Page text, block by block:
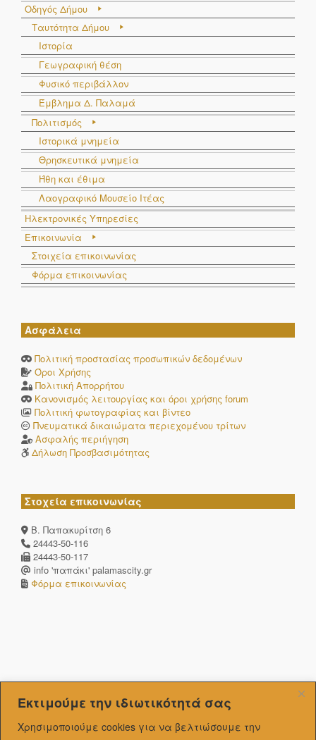
Εκτιμούμε την ιδιωτικότητά σας
Χρησιμοποιούμε cookies για να βελτιώσουμε την
Οδηγός Δήμου
Ταυτότητα Δήμου
Ιστορία
Γεωγραφική θέση
Φυσικό περιβάλλον
Έμβλημα Δ. Παλαμά
Πολιτισμός
Ιστορικά μνημεία
Θρησκευτικά μνημεία
Ήθη και έθιμα
Λαογραφικό Μουσείο Ιτέας
Ηλεκτρονικές Υπηρεσίες
Επικοινωνία
Στοιχεία επικοινωνίας
Φόρμα επικοινωνίας
Ασφάλεια
Πολιτική προστασίας προσωπικών δεδομένων
Όροι Χρήσης
Πολιτική Απορρήτου
Κανονισμός λειτουργίας και όροι χρήσης forum
Πολιτική φωτογραφίας και βίντεο
Πνευματικά δικαιώματα περιεχομένου τρίτων
Ασφαλής περιήγηση
Δήλωση Προσβασιμότητας
Στοχεία επικοινωνίας
Β. Παπακυρίτση 6
24443-50-116
24443-50-117
info 'παπάκι' palamascity.gr
Φόρμα επικοινωνίας